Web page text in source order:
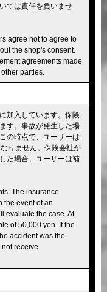
ては責任を負いませ
agree not to agree to
the shop's consent.
agreements made
parties.
加入しています。保険
す。事故が発生した場
の時点で、ユーザーは
りません。保険会社が
た場合、ユーザーは補
The insurance
the event of an
evaluate the case. At
of 50,000 yen. If the
accident was the
receive